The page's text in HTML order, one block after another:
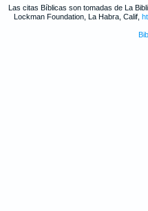
Las citas Bíblicas son tomadas de La
Lockman Foundation, La Habra, Calif,